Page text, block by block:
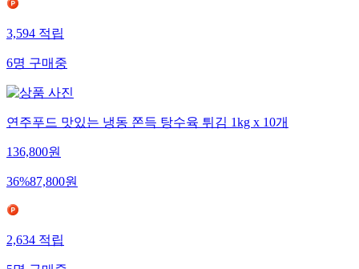
3,594적립
6명구매중
연주푸드 맛있는 냉동 쫀득 탕수육 튀김 1kg x 10개
136,800원
36%87,800원
2,634적립